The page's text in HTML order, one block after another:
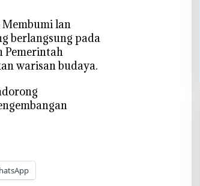
Membumi lan
berlangsung pada
Pemerintah
warisan budaya.